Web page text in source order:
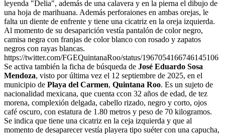
leyenda "Delia", además de una calavera y en la pierna el dibujo de
una hoja de marihuana. Además perforaiones en ambas orejas, le
falta un diente de enfrente y tiene una cicatriz en la oreja izquierda.
Al momento de su desaparición vestía pantalón de color negro,
camisa negra con franjas de color blanco con rosado y zapatos
negros con rayas blancas.
https://twitter.com/FGEQuintanaRoo/status/1967054166746145106
Se activa también la ficha de búsqueda de José Eduardo Sosa
Mendoza, visto por última vez el 12 septiembre de 2025, en el
municipio de Playa del Carmen, Quintana Roo. Es un sujeto de
nacionalidad mexicana, que cuenta ccon 32 años de edad, de tez
morena, complexión delgada, cabello rizado, negro y corto, ojos
café oscuro, con estatura de 1.80 metros y peso de 70 kilogramos.
Se indica que tiene una cicatriz en la ceja izquierda y que al
momento de desaparecer vestía playera tipo suéter con una capucha,